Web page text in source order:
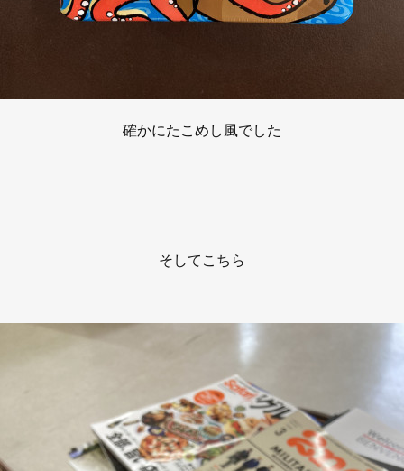
確かにたこめし風でした
そしてこちら